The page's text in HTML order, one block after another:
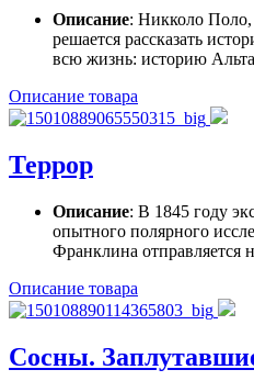
Описание: Никколо
решается рассказать
всю жизнь: историю
Описание товара
Террор
Описание: В 1845 году
опытного полярного
Франклина отправляется
Описание товара
Сосны.